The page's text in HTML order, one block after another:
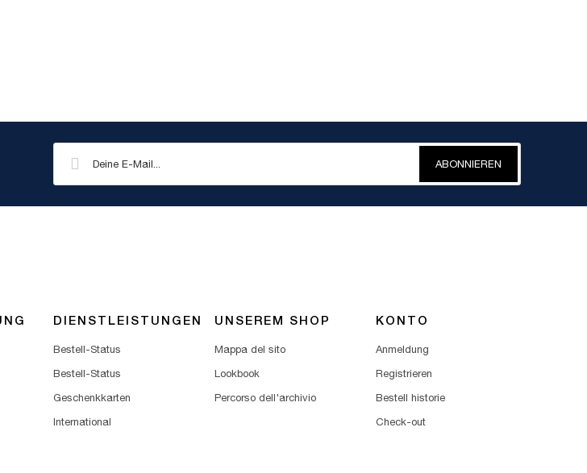
ABONNIEREN
DIENSTLEISTUNGEN
Bestell-Status
Bestell-Status
Geschenkkarten
International
UNSEREM SHOP
Mappa del sito
Lookbook
Percorso dell'archivio
KONTO
Anmeldung
Registrieren
Bestell historie
Check-out